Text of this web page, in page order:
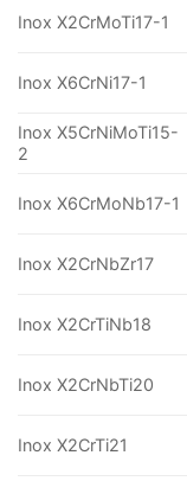
Inox X2CrMoTi17-1
Inox X6CrNi17-1
Inox X5CrNiMoTi15-
2
Inox X6CrMoNb17-1
Inox X2CrNbZr17
Inox X2CrTiNb18
Inox X2CrNbTi20
Inox X2CrTi21